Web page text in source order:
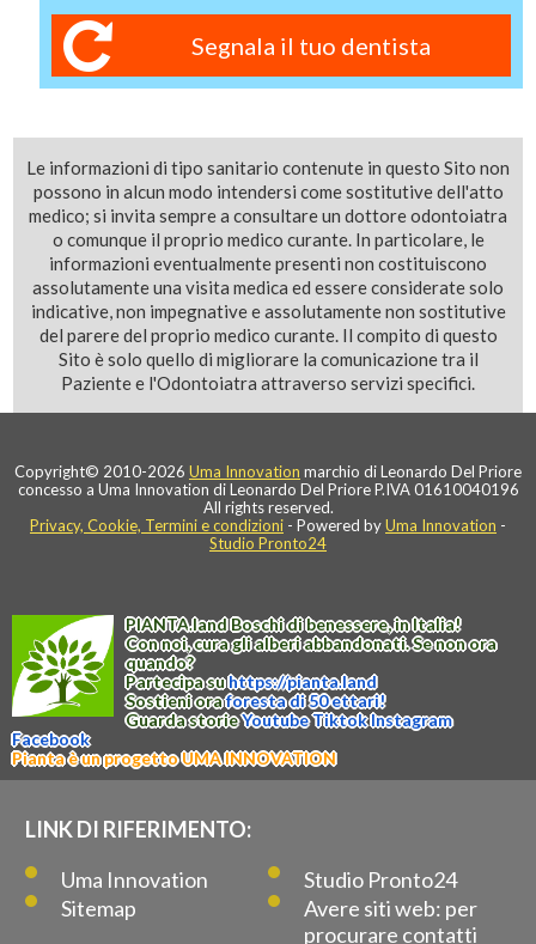
Segnala il tuo dentista
Le informazioni di tipo sanitario contenute in questo Sito non
possono in alcun modo intendersi come sostitutive dell'atto
medico; si invita sempre a consultare un dottore odontoiatra
o comunque il proprio medico curante. In particolare, le
informazioni eventualmente presenti non costituiscono
assolutamente una visita medica ed essere considerate solo
indicative, non impegnative e assolutamente non sostitutive
del parere del proprio medico curante. Il compito di questo
Sito è solo quello di migliorare la comunicazione tra il
Paziente e l'Odontoiatra attraverso servizi specifici.
Copyright© 2010-2026 Uma Innovation marchio di Leonardo Del Priore
concesso a Uma Innovation di Leonardo Del Priore P.IVA 01610040196
All rights reserved.
Privacy, Cookie, Termini e condizioni - Powered byUma Innovation -
Studio Pronto24
PIANTA.landBoschi di benessere, in Italia!
Con noi, cura gli alberi abbandonati. Se non ora
quando?
Partecipa suhttps://pianta.land
Sostieni oraforesta di 50 ettari!
Guarda storieYoutubeTiktokInstagram
Facebook
Pianta è un progetto UMA INNOVATION
LINK DI RIFERIMENTO:
Uma Innovation
Studio Pronto24
Sitemap
Avere siti web: per
procurare contatti